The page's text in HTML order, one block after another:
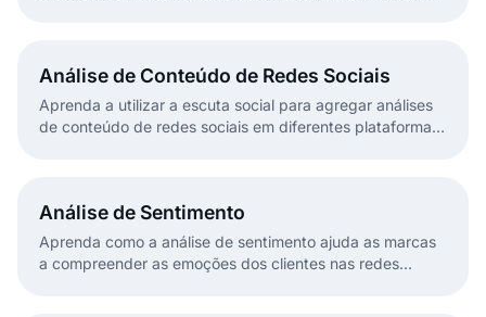
Análise de Conteúdo de Redes Sociais
Aprenda a utilizar a escuta social para agregar análises
de conteúdo de redes sociais em diferentes plataformas
Análise de Sentimento
Aprenda como a análise de sentimento ajuda as marcas
a compreender as emoções dos clientes nas redes